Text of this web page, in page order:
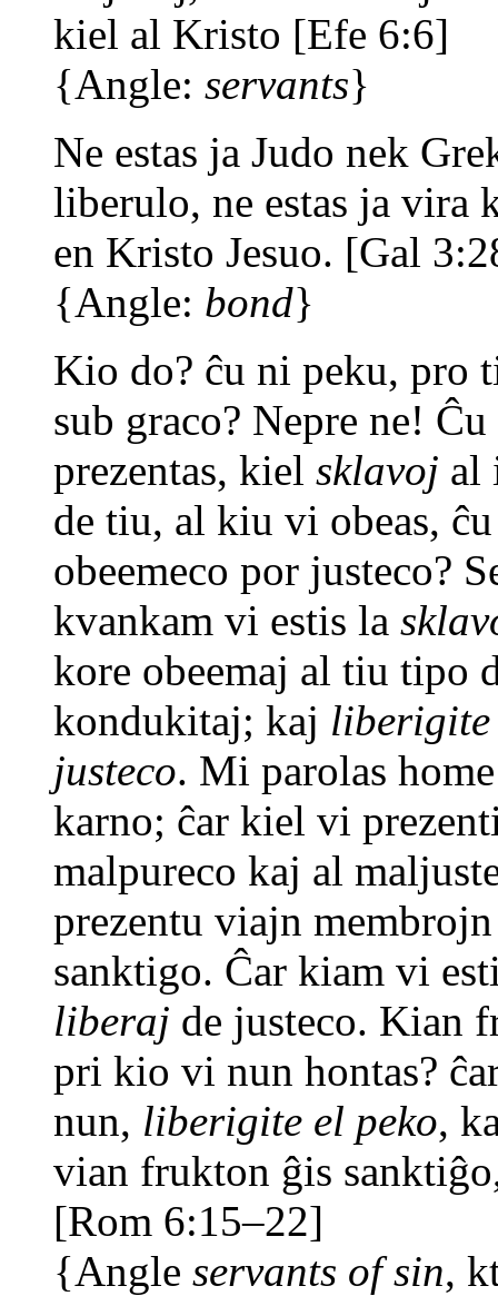
kiel al Kristo [Efe 6:6]
{Angle: servants}
Ne estas ja Judo nek
liberulo, ne estas ja vira
en Kristo Jesuo. [Gal
{Angle: bond}
Kio do? ĉu ni peku, pro
sub graco? Nepre ne!
prezentas, kiel sklavoj al
de tiu, al kiu vi obeas,
obeemeco por justeco?
kvankam vi estis la
kore obeemaj al tiu tipo
kondukitaj; kaj liberigite
justeco. Mi parolas
karno; ĉar kiel vi
malpureco kaj al
prezentu viajn
sanktigo. Ĉar kiam vi
liberaj de justeco. Kian
pri kio vi nun hontas?
nun, liberigite el peko,
vian frukton ĝis
[Rom 6:15–22]
{Angle servants of sin,